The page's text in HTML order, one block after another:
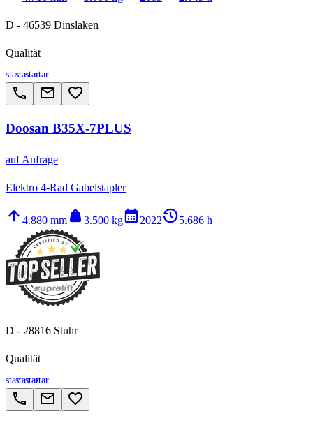
D - 46539 Dinslaken
Qualität
starstarstarstar
call email favorite_border
Doosan B35X-7PLUS
auf Anfrage
Elektro 4-Rad Gabelstapler
arrow_upward 4.880 mm weight 3.500 kgcalendar_month2022history_25.686 h
D - 28816 Stuhr
Qualität
starstarstarstar
call email favorite_border